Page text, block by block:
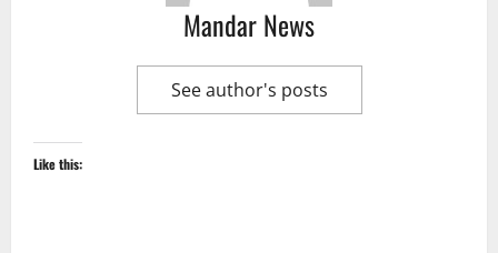
Mandar News
See author's posts
Like this: